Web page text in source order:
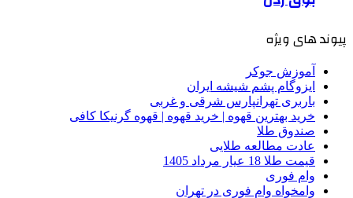
پیوند های ویژه
آموزش جوکر
ایزوگام پشم شیشه ایران
باربری تهرانپارس شرقی و غربی
خرید بهترین قهوه | خرید قهوه | قهوه گرنیکا کافی
صندوق طلا
عادت مطالعه طلایی
قیمت طلا 18 عیار مرداد 1405
وام فوری
وامخواه وام فوری در تهران